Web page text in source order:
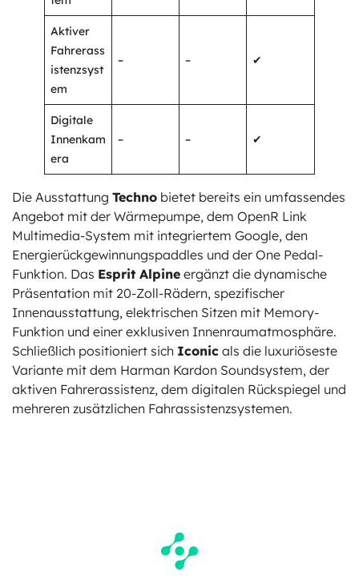
Aktiver
Fahrerass
istenzsyst
em
– – ✔
Digitale
Innenkam
era
– – ✔
Die Ausstattung Techno bietet bereits ein umfassendes
Angebot mit der Wärmepumpe, dem OpenR Link
Multimedia-System mit integriertem Google, den
Energierückgewinnungspaddles und der One Pedal-
Funktion. Das Esprit Alpine ergänzt die dynamische
Präsentation mit 20-Zoll-Rädern, spezifischer
Innenausstattung, elektrischen Sitzen mit Memory-
Funktion und einer exklusiven Innenraumatmosphäre.
Schließlich positioniert sich Iconic als die luxuriöseste
Variante mit dem Harman Kardon Soundsystem, der
aktiven Fahrerassistenz, dem digitalen Rückspiegel und
mehreren zusätzlichen Fahrassistenzsystemen.